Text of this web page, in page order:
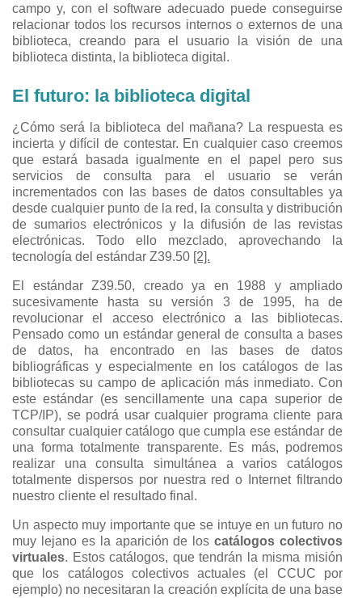
campo y, con el software adecuado puede conseguirse
relacionar todos los recursos internos o externos de una
biblioteca, creando para el usuario la visión de una
biblioteca distinta, la biblioteca digital.
El futuro: la biblioteca digital
¿Cómo será la biblioteca del mañana? La respuesta es
incierta y difícil de contestar. En cualquier caso creemos
que estará basada igualmente en el papel pero sus
servicios de consulta para el usuario se verán
incrementados con las bases de datos consultables ya
desde cualquier punto de la red, la consulta y distribución
de sumarios electrónicos y la difusión de las revistas
electrónicas. Todo ello mezclado, aprovechando la
tecnología del estándar Z39.50 [2].
El estándar Z39.50, creado ya en 1988 y ampliado
sucesivamente hasta su versión 3 de 1995, ha de
revolucionar el acceso electrónico a las bibliotecas.
Pensado como un estándar general de consulta a bases
de datos, ha encontrado en las bases de datos
bibliográficas y especialmente en los catálogos de las
bibliotecas su campo de aplicación más inmediato. Con
este estándar (es sencillamente una capa superior de
TCP/IP), se podrá usar cualquier programa cliente para
consultar cualquier catálogo que cumpla ese estándar de
una forma totalmente transparente. Es más, podremos
realizar una consulta simultánea a varios catálogos
totalmente dispersos por nuestra red o Internet filtrando
nuestro cliente el resultado final.
Un aspecto muy importante que se intuye en un futuro no
muy lejano es la aparición de loscatálogos colectivos
virtuales. Estos catálogos, que tendrán la misma misión
que los catálogos colectivos actuales (el CCUC por
ejemplo) no necesitaran la creación explícita de una base